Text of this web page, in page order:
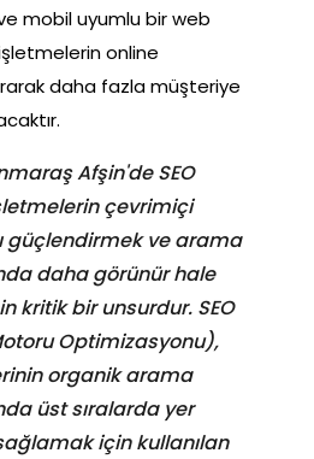
mobil uyumlu bir web
online
daha fazla müşteriye
Afşin'de SEO
çevrimiçi
güçlendirmek ve arama
daha görünür hale
kritik bir unsurdur. SEO
Optimizasyonu),
organik arama
üst sıralarda yer
için kullanılan